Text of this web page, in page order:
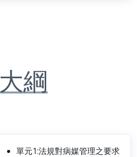
大綱
單元1:法規對病媒管理之要求